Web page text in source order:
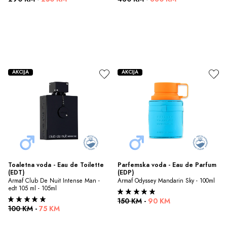
Toaletna voda - Eau de Toilette
(EDT)
Armaf Club De Nuit Intense Man -
edt 105 ml - 105ml
100 KM - 75 KM
AKCIJA
Parfemska voda - Eau de Parfum
(EDP)
Armaf Odyssey Mandarin Sky - 100ml
150 KM - 90 KM
AKCIJA